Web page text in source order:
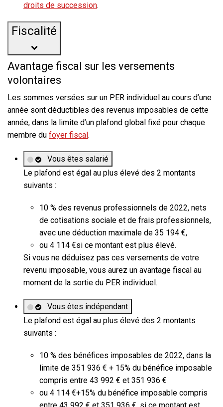
droits de succession.
Fiscalité
Avantage fiscal sur les versements
volontaires
Les sommes versées sur un PER individuel au cours d’une
année sont déductibles des revenus imposables de cette
année, dans la limite d’un plafond global fixé pour chaque
membre du foyer fiscal .
Vous êtes salarié
Le plafond est égal au plus élevé des 2 montants
suivants :
10 % des revenus professionnels de 2022, nets
de cotisations sociale et de frais professionnels,
avec une déduction maximale de 35 194 €,
ou 4 114 €si ce montant est plus élevé.
Si vous ne déduisez pas ces versements de votre
revenu imposable, vous aurez un avantage fiscal au
moment de la sortie du PER individuel.
Vous êtes indépendant
Le plafond est égal au plus élevé des 2 montants
suivants :
10 % des bénéfices imposables de 2022, dans la
limite de 351 936 € + 15% du bénéfice imposable
compris entre 43 992 € et 351 936 €
ou 4 114 €+15% du bénéfice imposable compris